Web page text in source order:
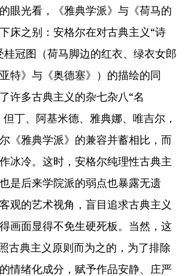
光看，《雅典学派》与《荷马的
床之别：安格尔在对古典主义“诗
桂冠图（荷马脚边的红衣、绿衣女郎
特》与《奥德塞》）的描绘的同
许多古典主义的杂七杂八“名
丁、阿基米德、雅典娜、唯吉尔，
《雅典学派》的兼容并蓄相比，而
冰冷。这时，安格尔纯理性古典主
是后来学院派的弱点也暴露无遗
观的艺术视角，盲目追求古典主义
画面显得不免生硬死板。当然，这
古典主义原则而为之的，为了排除
情绪化成分，赋予作品安静、庄严